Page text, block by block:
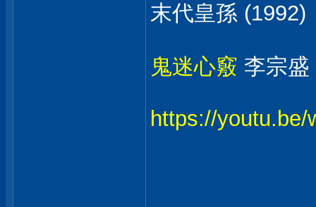
末代皇孫 (1992)
鬼迷心竅 李宗盛
https://youtu.be/